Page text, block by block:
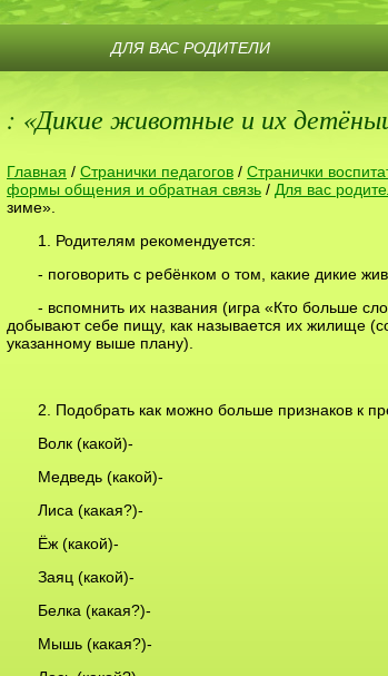
: «Дикие животные и их
Главная / Странички педагогов / Странички
формы общения и обратная связь / Для вас
зиме».
1. Родителям рекомендуется:
- поговорить с ребёнком о том, какие дикие
- вспомнить их названия (игра «Кто больше
добывают себе пищу, как называется их жилище
указанному выше плану).
2. Подобрать как можно больше признаков к
Волк (какой)-
Медведь (какой)-
Лиса (какая?)-
Ёж (какой)-
Заяц (какой)-
Белка (какая?)-
Мышь (какая?)-
ДЛЯ ВАС РОДИТЕЛИ